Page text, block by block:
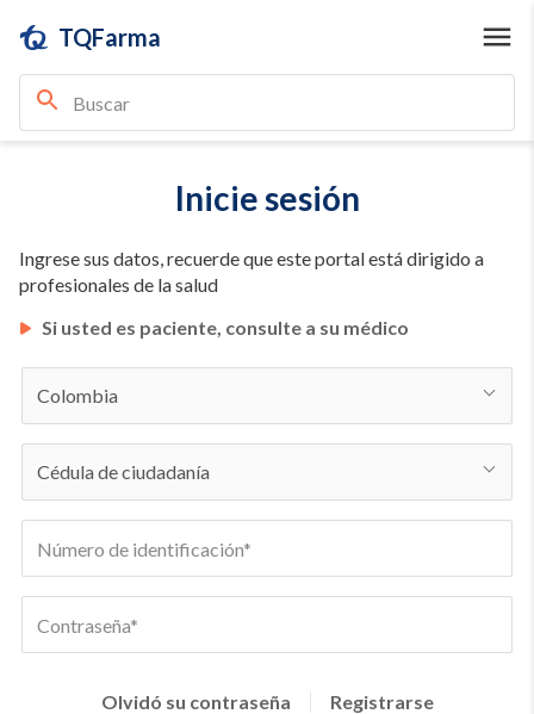
TQFarma
Inicie sesión
Ingrese sus datos, recuerde que este portal está dirigido a
profesionales de la salud
Si usted es paciente, consulte a su médico
Olvidó su contraseña Registrarse